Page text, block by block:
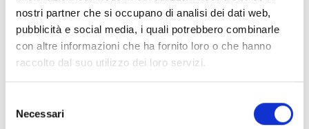
nostri partner che si occupano di analisi dei dati web,
pubblicità e social media, i quali potrebbero combinarle
con altre informazioni che ha fornito loro o che hanno
raccolto dal suo utilizzo dei loro servizi.
delNecessari
Conosci Obiettivo Europa?
Prova gratis